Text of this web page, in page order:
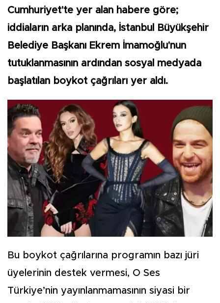
Cumhuriyet'te yer alan habere göre;
iddiaların arka planında, İstanbul Büyükşehir
Belediye Başkanı Ekrem İmamoğlu'nun
tutuklanmasının ardından sosyal medyada
başlatılan boykot çağrıları yer aldı.
Bu boykot çağrılarına programın bazı jüri
üyelerinin destek vermesi, O Ses
Türkiye’nin yayınlanmamasının siyasi bir